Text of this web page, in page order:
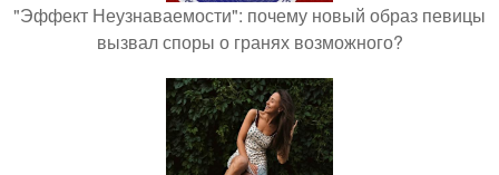
"Эффект Неузнаваемости": почему новый образ певицы
вызвал споры о гранях возможного?